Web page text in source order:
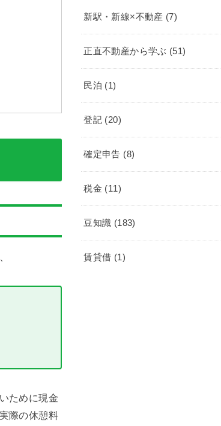
ために現金
際の休憩料
新駅・新線×不動産 (7)
正直不動産から学ぶ (51)
民泊 (1)
登記 (20)
確定申告 (8)
税金 (11)
豆知識 (183)
賃貸借 (1)